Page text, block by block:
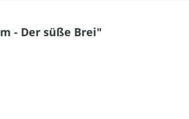
- Der süße Brei"